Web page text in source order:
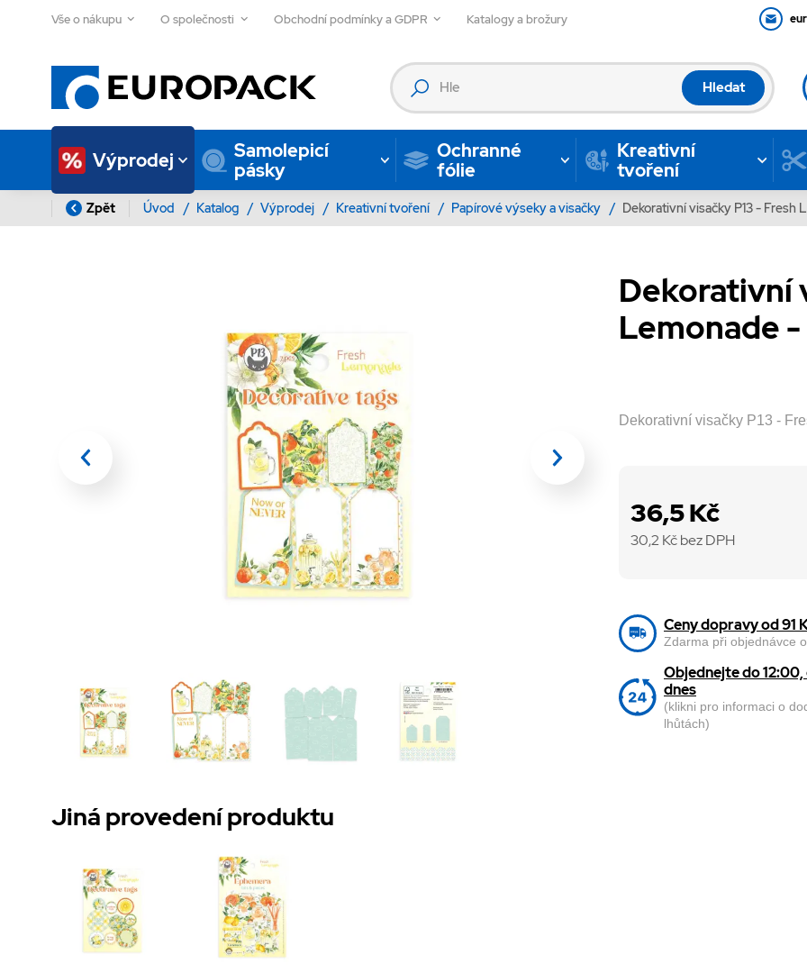
Vše o nákupu O společnosti Obchodní podmínky a GDPR Katalogy a brožury
Hledat
Výprodej
Samolepicí
pásky
Ochranné
fólie
Kreativní
tvoření
Zpět Úvod / Katalog / Výprodej / Kreativní tvoření / Papírové výseky a visačky / Dekorativní visačky P13 - Fresh
Dekorativní
Lemonade -
Dekorativní visačky P13 -
36,5 Kč
30,2 Kč bez DPH
Ceny dopravy od 91
Zdarma při objednávce
Objednejte do
dnes
(klikni pro informaci o
lhůtách)
Jiná provedení produktu